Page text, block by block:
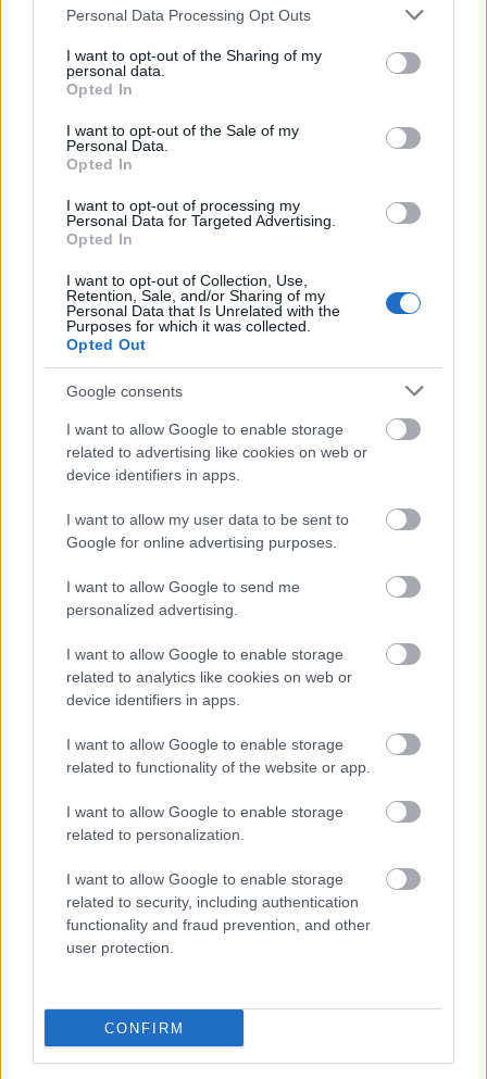
Please note that this website/app uses one or more Google
not limited to your visit or usage behaviour. You may click to
grant or deny consent to Google and its third-party tags to
use your data for below specified purposes in below Google
consent section.
Personal Data Processing Opt Outs
I want to opt-out of the Sharing of my
personal data.
Opted In
I want to opt-out of the Sale of my
Personal Data.
Opted In
I want to opt-out of processing my
Personal Data for Targeted Advertising.
Opted In
I want to opt-out of Collection, Use,
Retention, Sale, and/or Sharing of my
Personal Data that Is Unrelated with the
Purposes for which it was collected.
Opted Out
Google consents
I want to allow Google to enable storage
related to advertising like cookies on web or
device identifiers in apps.
I want to allow my user data to be sent to
Google for online advertising purposes.
I want to allow Google to send me
personalized advertising.
I want to allow Google to enable storage
related to analytics like cookies on web or
device identifiers in apps.
I want to allow Google to enable storage
related to functionality of the website or app.
I want to allow Google to enable storage
related to personalization.
I want to allow Google to enable storage
related to security, including authentication
functionality and fraud prevention, and other
user protection.
CONFIRM
Flamernek eleve elküldhető egy SUICIDE parancs, a
Symantec honeypotjaiba a lépés nyomán
egy
teljesen új modul esett be
, ami egy hosszú beégetett
lista alapján írja felül és törli a kártevő fájljait,
önmagát is beleértve. A lista remélhetőleg új
nyomokhoz is elvezeti majd a szakértőket. A
Symantec munkatársai ezen kívül összeállítottak egy
kártevő adatgyűjtő képességeit.A tekintélyes méretű
legérdekesebb elemei a hagyományos hálózati
feldolgozását végző elemek mellett megtalálható
kevésbé gyakori szoftverek, pl. FTP kliensek, távoli
elérést biztosítő szoftverek - a kíváncsiskodók
minden bizonnyal jól informáltak voltak a célpontok
szoftver preferenciáit illetően.
Miközben pedig a világ tekintete a Flameren csüng
(de vicces szó ez :), a Gofas trójai a jól megszokott
banki adatok helyett AutoCAD fájlokra vetett szemet
sokkal érdekesebb célpontok irányába.
A szellem
bizony kiszabadult a palackól.
microsoft windows hírek windows update
md5
skywiper gofas
Ajánlott bejegyzések:
Viszlát, és kösz a halakat!